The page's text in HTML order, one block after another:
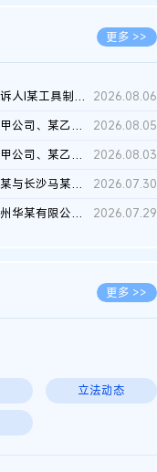
更多 >>
上诉人I某工具制品有限公司与被上诉人程某及一审被告中华人民共和...
2026.08.06
某甲公司、某乙公司、某丙公司申请诉前行为保全复议裁定书
2026.08.05
某甲公司、某乙公司、官某与某丙公司专利申请权权属纠纷 二审判决...
2026.08.03
谭某与长沙马某堆农产品股份有限公司滥用市场支配地位纠纷二审裁...
2026.07.30
杭州华某有限公司与菲某有限公司侵害发明专利权纠纷 2026.07.29
更多 >>
立法动态